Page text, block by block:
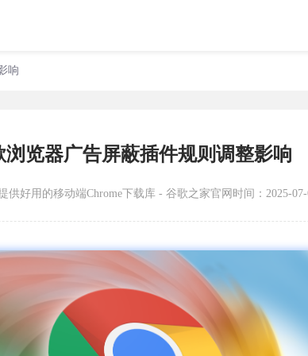
响
浏览器广告屏蔽插件规则调整影响
供好用的移动端Chrome下载库 - 谷歌之家官网 时间：2025-